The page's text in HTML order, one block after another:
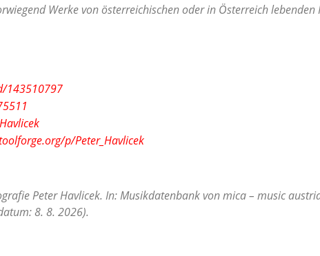
Werke von österreichischen oder in Österreich
143510797
p/Peter_Havlicek
Peter Havlicek. In: Musikdatenbank von mica – music
8. 8. 2026).